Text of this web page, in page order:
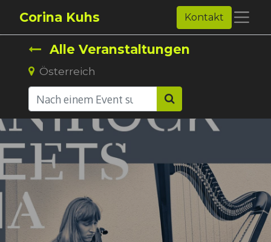
Corina Kuhs Kontakt
Alle Veranstaltungen
Österreich